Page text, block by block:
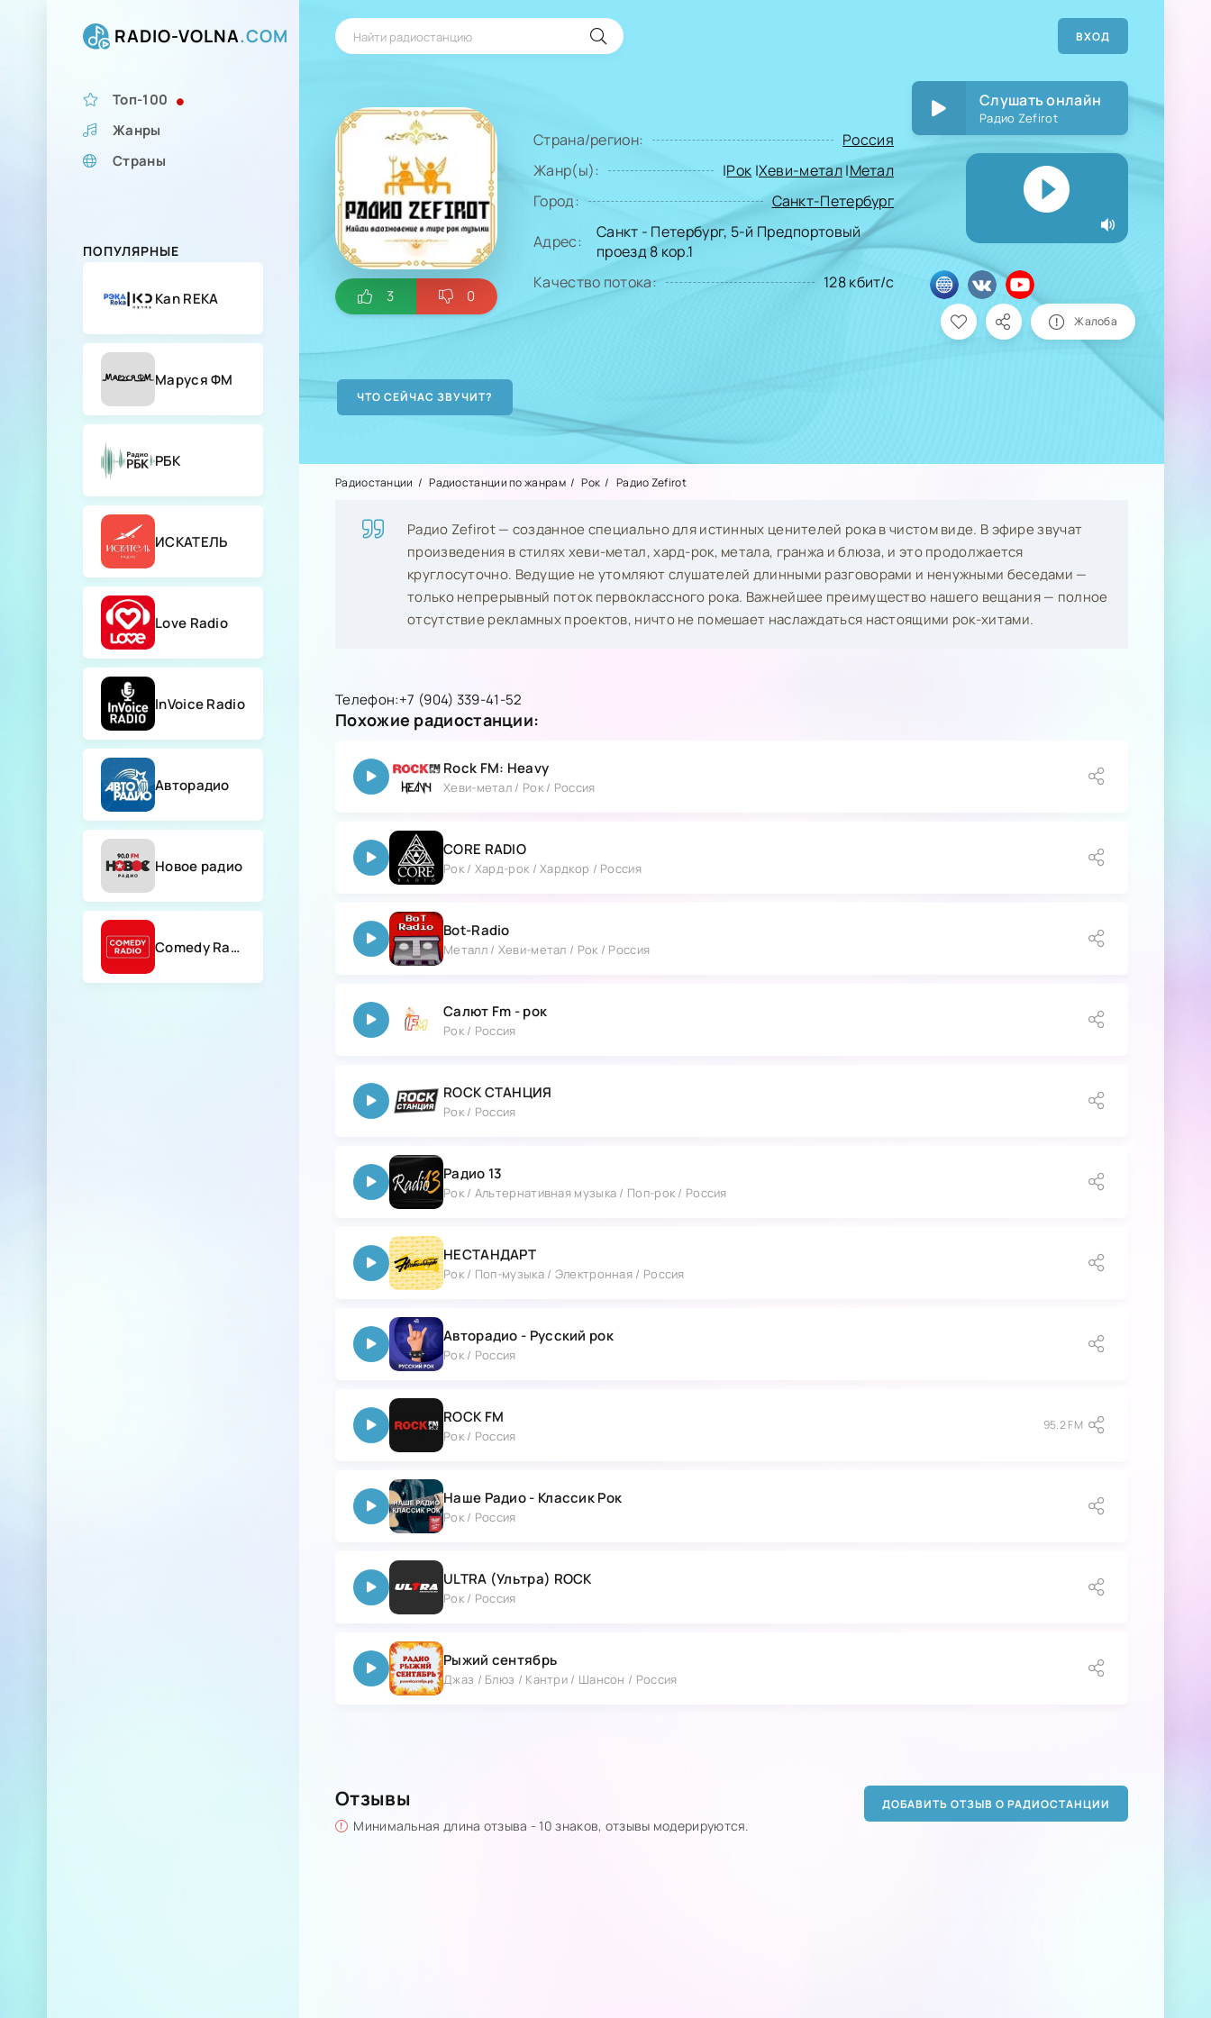
RADIO-VOLNA.COM ВХОД
Топ-100
Жанры
Страны
ПОПУЛЯРНЫЕ
Kan REKA
Маруся ФМ
РБК
ИСКАТЕЛЬ
Love Radio
InVoice Radio
Авторадио
Новое радио
Comedy Radio
3 0
Страна/регион:
Россия
Жанр(ы):
|Рок |Хеви-метал|Метал
Город:
Санкт-Петербург
Адрес:
Санкт - Петербург, 5-й Предпортовый
проезд 8 кор.1
Качество потока:
128 кбит/с
Слушать онлайн
Радио Zefirot
Жалоба
Радиостанции Радиостанции по жанрам Рок Радио Zefirot
Радио Zefirot — созданное специально для истинных ценителей рока в чистом виде. В эфире звучат
произведения в стилях хеви-метал, хард-рок, метала, гранжа и блюза, и это продолжается
круглосуточно. Ведущие не утомляют слушателей длинными разговорами и ненужными беседами —
только непрерывный поток первоклассного рока. Важнейшее преимущество нашего вещания — полное
отсутствие рекламных проектов, ничто не помешает наслаждаться настоящими рок-хитами.
Телефон:+7 (904) 339-41-52
Похожие радиостанции:
Rock FM: Heavy
Хеви-метал / Рок / Россия
CORE RADIO
Рок / Хард-рок / Хардкор / Россия
Bot-Radio
Металл / Хеви-метал / Рок / Россия
Салют Fm - рок
Рок / Россия
ROCK СТАНЦИЯ
Рок / Россия
Радио 13
Рок / Альтернативная музыка / Поп-рок / Россия
НЕСТАНДАРТ
Рок / Поп-музыка / Электронная / Россия
Авторадио - Русский рок
Рок / Россия
ROCK FM
Рок / Россия
95.2 FM
Наше Радио - Классик Рок
Рок / Россия
ULTRA (Ультра) ROCK
Рок / Россия
Рыжий сентябрь
Джаз / Блюз / Кантри / Шансон / Россия
Отзывы
Минимальная длина отзыва - 10 знаков, отзывы модерируются.
ДОБАВИТЬ ОТЗЫВ О РАДИОСТАНЦИИ